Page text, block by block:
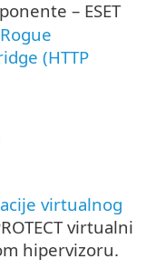
– ESET
Rogue
(HTTP
virtualnog
virtualni
hipervizoru.